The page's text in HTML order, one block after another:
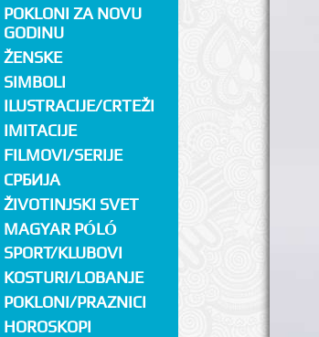
POKLONI ZA NOVU
GODINU
ŽENSKE
SIMBOLI
ILUSTRACIJE/CRTEŽI
IMITACIJE
FILMOVI/SERIJE
СРБИЈА
ŽIVOTINJSKI SVET
MAGYAR PÓLÓ
SPORT/KLUBOVI
KOSTURI/LOBANJE
POKLONI/PRAZNICI
HOROSKOPI